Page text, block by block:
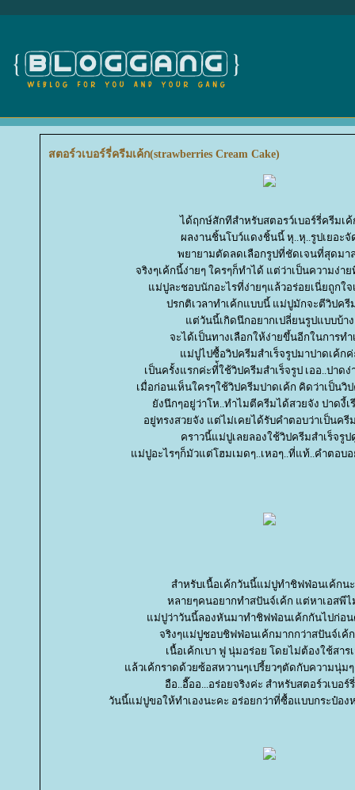
สตอร์วเบอร์รี่ครีมเค้ก(strawberries Cream Cake)
ได้ฤกษ์สักทีสำหรับสตอรว์เบอร์รี่ครีมเค้
ผลงานชิ้นโบว์แดงชิ้นนี้ หุ..หุ..รูปเยอะจั
พยายามตัดลดเลือกรูปที่ชัดเจนที่สุดมา
จริงๆเค้กนี้ง่ายๆ ใครๆก็ทำได้ แต่ว่าเป็นความง่
ม่ปูละชอบนักอะไรที่ง่ายๆแล้วอร่อยเนี่ยถูกใ
ปรกติเวลาทำเค้กแบบนี้ แม่ปูมักจะตีวิปครี
ต่วันนี้เกิดนึกอยากเปลี่ยนรูปแบบบ้าง
จะได้เป็นทางเลือกให้ง่ายขึ้นอีกในการทำ
ม่ปูไปซื้อวิปครีมสำเร็จรูปมาปาดเค้กค่
เป็นครั้งแรกค่ะที่้ใช้วิปครีมสำเร็จรูป เออ..ปาด
เมื่อก่อนเห็นใครๆใช้วิปครีมปาดเค้ก คิดว่าเป็นวิ
งนึกๆอยู่ว่าโห..ทำไมตีครีมได้สวยจัง ปาดงี้เ
อยู่ทรงสวยจัง แต่ไม่เคยได้รับคำตอบว่าเป็นครี
คราวนี้แม่ปูเลยลองใช้วิปครีมสำเร็จรูป
ม่ปูอะไรๆก็มัวแต่โฮมเมดๆ..เหอๆ..ที่แท้..คำตอบอ
สำหรับเนื้อเค้กวันนี้แม่ปูทำชิฟฟ่อนเค้กน
หลายๆคนอยากทำสปันจ์เค้ก แต่หาเอสพีไ
ม่ปูว่าวันนี้ลองหันมาทำชิฟฟ่อนเค้กกันไปก่อ
จริงๆแม่ปูชอบชิฟฟ่อนเค้กมากกว่าสปันจ์เค้
เนื้อเค้กเบา ฟู นุ่มอร่อย โดยไม่ต้องใช้สาร
ล้วเค้กราดด้วยซ้อสหวานๆเปรี้ยวๆตัดกับความนุ่ม
อือ..อื๊ออ...อร่อยจริงค่ะ สำหรับสตอร์วเบอร์
วันนี้แม่ปูขอให้ทำเองนะคะ อร่อยกว่าที่ซื้อแบบกระป๋อง